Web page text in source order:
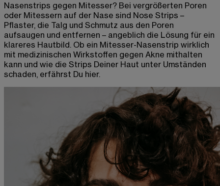
Nasenstrips gegen Mitesser? Bei vergrößerten Poren
oder Mitessern auf der Nase sind Nose Strips –
Pflaster, die Talg und Schmutz aus den Poren
aufsaugen und entfernen – angeblich die Lösung für ein
klareres Hautbild. Ob ein Mitesser-Nasenstrip wirklich
mit medizinischen Wirkstoffen gegen Akne mithalten
kann und wie die Strips Deiner Haut unter Umständen
schaden, erfährst Du hier.